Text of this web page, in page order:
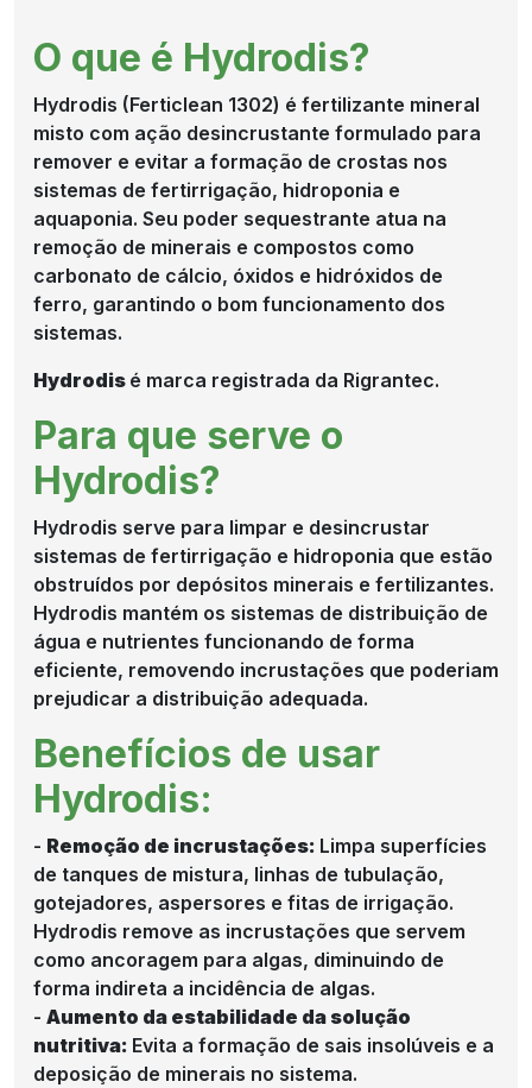
DO CAMPO
CULTIVOS
NOTÍCIAS
COMPRE
O que é Hydrodis?
Hydrodis (Ferticlean 1302) é fertilizante mineral
misto com ação desincrustante formulado para
remover e evitar a formação de crostas nos
sistemas de fertirrigação, hidroponia e
aquaponia. Seu poder sequestrante atua na
remoção de minerais e compostos como
carbonato de cálcio, óxidos e hidróxidos de
ferro, garantindo o bom funcionamento dos
sistemas.
Hydrodis é marca registrada da Rigrantec.
Para que serve o
Hydrodis?
Hydrodis serve para limpar e desincrustar
sistemas de fertirrigação e hidroponia que estão
obstruídos por depósitos minerais e fertilizantes.
Hydrodis mantém os sistemas de distribuição de
água e nutrientes funcionando de forma
eficiente, removendo incrustações que poderiam
prejudicar a distribuição adequada.
Benefícios de usar
Hydrodis:
- Remoção de incrustações: Limpa superfícies
de tanques de mistura, linhas de tubulação,
gotejadores, aspersores e fitas de irrigação.
Hydrodis remove as incrustações que servem
como ancoragem para algas, diminuindo de
forma indireta a incidência de algas.
- Aumento da estabilidade da solução
nutritiva: Evita a formação de sais insolúveis e a
deposição de minerais no sistema.